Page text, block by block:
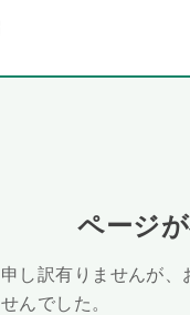
ページ
申し訳有りませんが、
せんでした。